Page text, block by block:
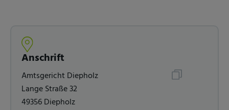
Anschrift
Amtsgericht Diepholz
Lange Straße 32
49356 Diepholz